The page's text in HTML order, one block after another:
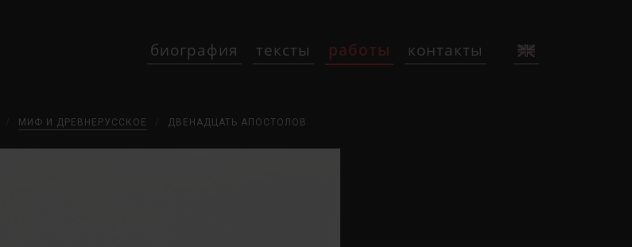
биография тексты работы контакты
МИФ И ДРЕВНЕРУССКОЕ ДВЕНАДЦАТЬ АПОСТОЛОВ